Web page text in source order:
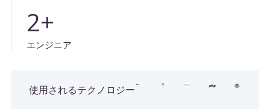
エンジニア
2+
使用されるテクノロジー